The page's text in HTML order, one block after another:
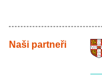
Naši partneři